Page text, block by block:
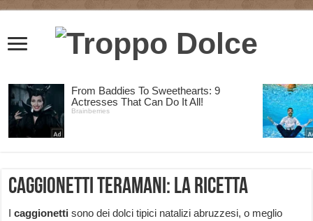
Caggionetti teramani: la ricetta
Icaggionetti sono dei dolci tipici natalizi abruzzesi, o meglio